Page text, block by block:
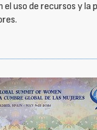
el uso de recursos y la